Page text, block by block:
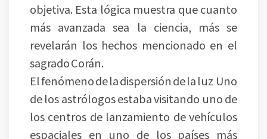
objetiva. Esta lógica muestra que cuanto
más avanzada sea la ciencia, más se
revelarán los hechos mencionado en el
sagrado Corán.
El fenómeno de la dispersión de la luz Uno
de los astrólogos estaba visitando uno de
los centros de lanzamiento de vehículos
espaciales en uno de los países más